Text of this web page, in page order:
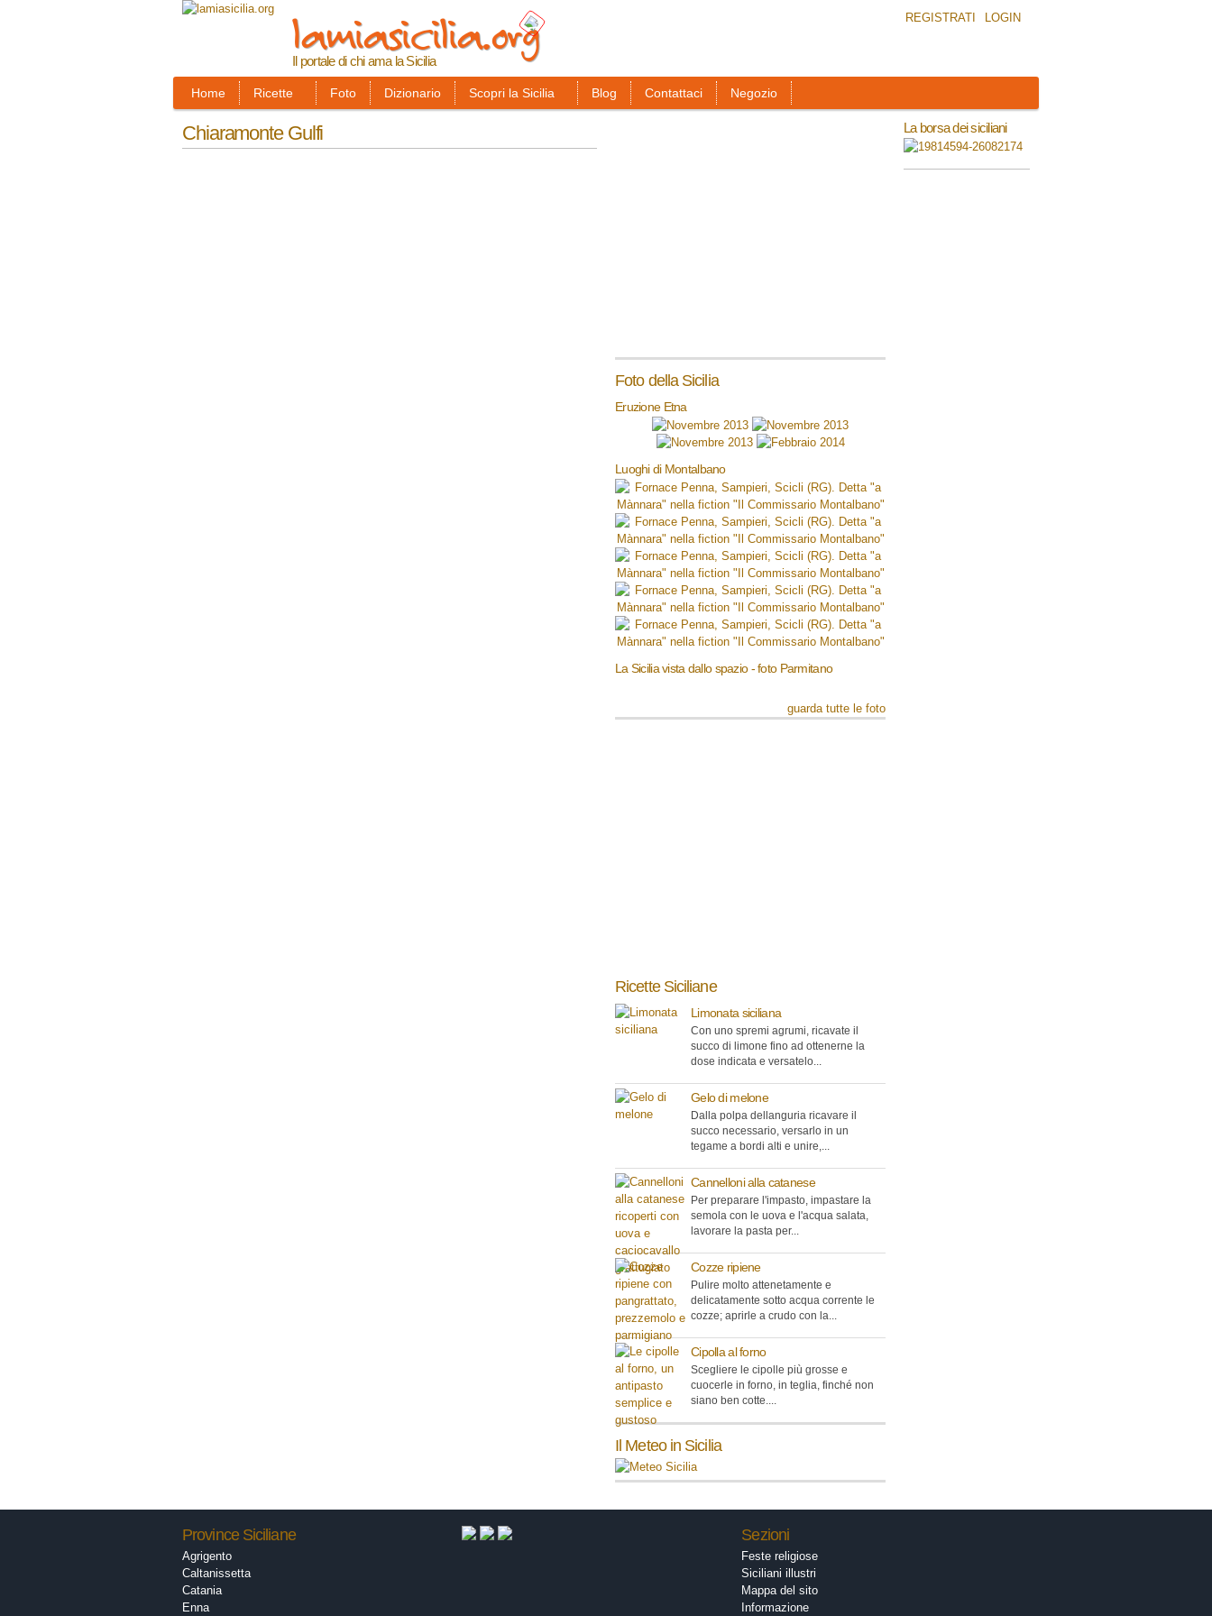
lamiasicilia.org
Il portale di chi ama la Sicilia
REGISTRATI LOGIN
Home Ricette Foto Dizionario Scopri la Sicilia Blog Contattaci Negozio
Chiaramonte Gulfi
Foto della Sicilia
Eruzione Etna
Luoghi di Montalbano
La Sicilia vista dallo spazio - foto Parmitano
guarda tutte le foto
Ricette Siciliane
Limonata siciliana
Con uno spremi agrumi, ricavate il
succo di limone fino ad ottenerne la
dose indicata e versatelo...
Gelo di melone
Dalla polpa dellanguria ricavare il
succo necessario, versarlo in un
tegame a bordi alti e unire,...
Cannelloni alla catanese
Per preparare l'impasto, impastare la
semola con le uova e l'acqua salata,
lavorare la pasta per...
Cozze ripiene
Pulire molto attenetamente e
delicatamente sotto acqua corrente le
cozze; aprirle a crudo con la...
Cipolla al forno
Scegliere le cipolle più grosse e
cuocerle in forno, in teglia, finché non
siano ben cotte....
Il Meteo in Sicilia
La borsa dei siciliani
Province Siciliane
Agrigento
Caltanissetta
Catania
Enna
Sezioni
Feste religiose
Siciliani illustri
Mappa del sito
Informazione